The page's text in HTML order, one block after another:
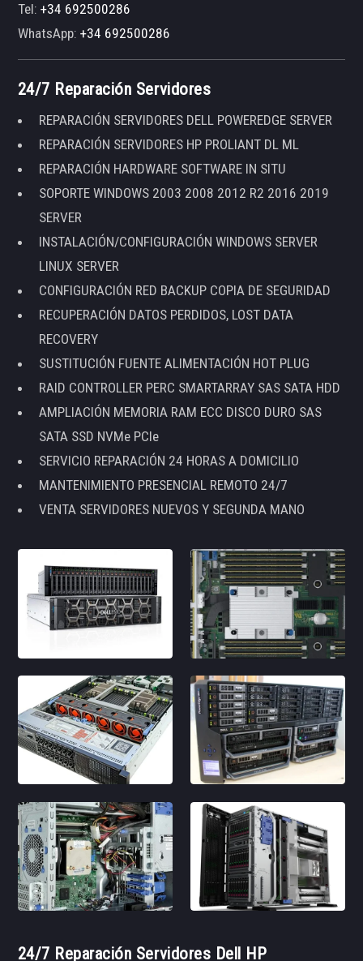
Tel:+34 692500286
WhatsApp:+34 692500286
24/7 Reparación Servidores
REPARACIÓN SERVIDORES DELL POWEREDGE SERVER
REPARACIÓN SERVIDORES HP PROLIANT DL ML
REPARACIÓN HARDWARE SOFTWARE IN SITU
SOPORTE WINDOWS 2003 2008 2012 R2 2016 2019
SERVER
INSTALACIÓN/CONFIGURACIÓN WINDOWS SERVER
LINUX SERVER
CONFIGURACIÓN RED BACKUP COPIA DE SEGURIDAD
RECUPERACIÓN DATOS PERDIDOS, LOST DATA
RECOVERY
SUSTITUCIÓN FUENTE ALIMENTACIÓN HOT PLUG
RAID CONTROLLER PERC SMARTARRAY SAS SATA HDD
AMPLIACIÓN MEMORIA RAM ECC DISCO DURO SAS
SATA SSD NVMe PCIe
SERVICIO REPARACIÓN 24 HORAS A DOMICILIO
MANTENIMIENTO PRESENCIAL REMOTO 24/7
VENTA SERVIDORES NUEVOS Y SEGUNDA MANO
24/7 Reparación Servidores Dell HP